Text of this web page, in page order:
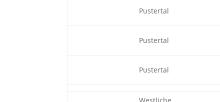
Pustertal
Pustertal
Pustertal